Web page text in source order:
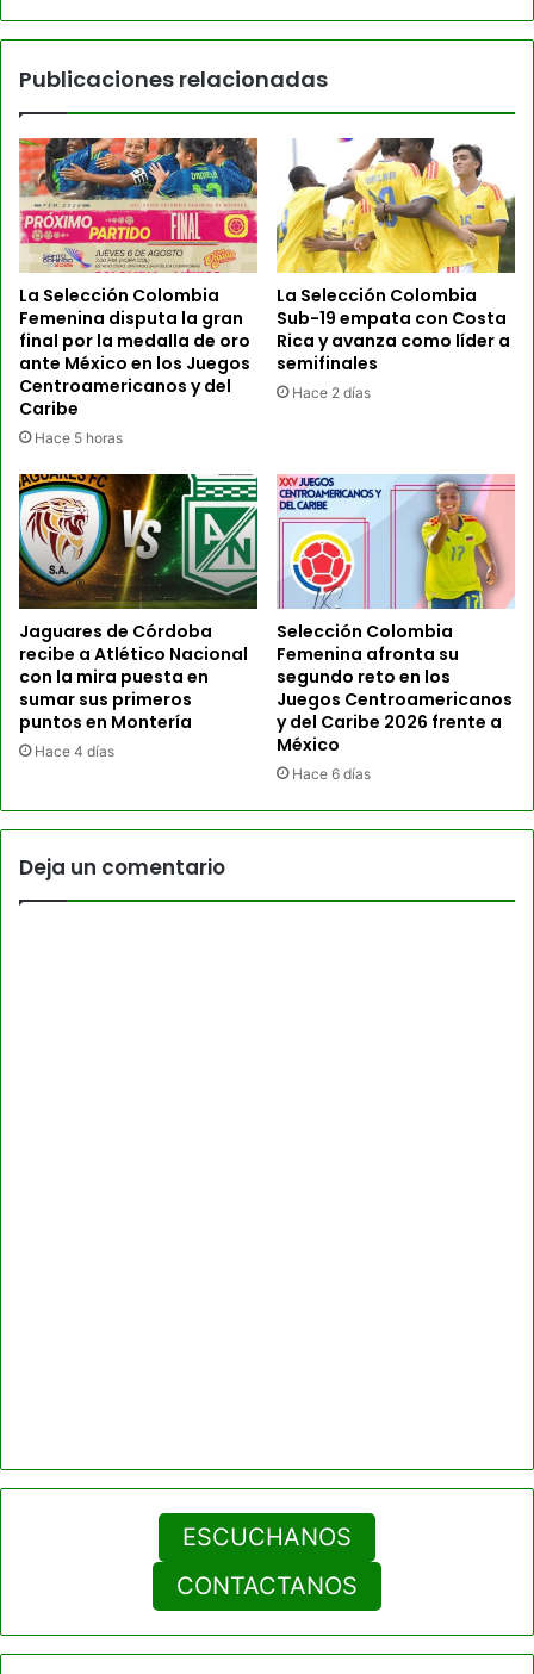
Publicaciones relacionadas
La Selección Colombia
Femenina disputa la gran
final por la medalla de oro
ante México en los Juegos
Centroamericanos y del
Caribe
Hace 5 horas
La Selección Colombia
Sub-19 empata con Costa
Rica y avanza como líder a
semifinales
Hace 2 días
Jaguares de Córdoba
recibe a Atlético Nacional
con la mira puesta en
sumar sus primeros
puntos en Montería
Hace 4 días
Selección Colombia
Femenina afronta su
segundo reto en los
Juegos Centroamericanos
y del Caribe 2026 frente a
México
Hace 6 días
Deja un comentario
ESCUCHANOS
CONTACTANOS